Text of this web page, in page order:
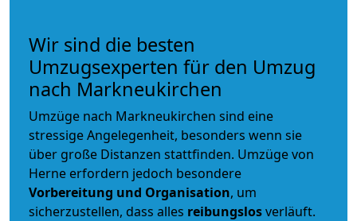
Wir sind die besten
Umzugsexperten für den Umzug
nach Markneukirchen
Umzüge nach Markneukirchen sind eine
stressige Angelegenheit, besonders wenn sie
über große Distanzen stattfinden. Umzüge von
Herne erfordern jedoch besondere
Vorbereitung und Organisation, um
sicherzustellen, dass alles reibungslosverläuft.